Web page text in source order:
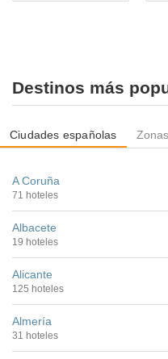
Destinos más
Ciudades españolas
A Coruña
71 hoteles
Albacete
19 hoteles
Alicante
125 hoteles
Almería
31 hoteles